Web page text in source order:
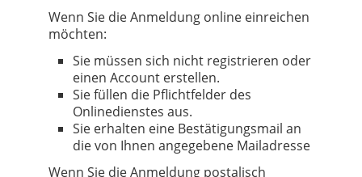
Wenn Sie die Anmeldung online einreichen
möchten:
Sie müssen sich nicht registrieren oder
einen Account erstellen.
Sie füllen die Pflichtfelder des
Onlinedienstes aus.
Sie erhalten eine Bestätigungsmail an
die von Ihnen angegebene Mailadresse
Wenn Sie die Anmeldung postalisch